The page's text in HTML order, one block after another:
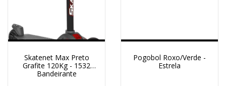
Skatenet Max Preto
Grafite 120Kg - 1532
Bandeirante
Pogobol Roxo/Verde -
Estrela